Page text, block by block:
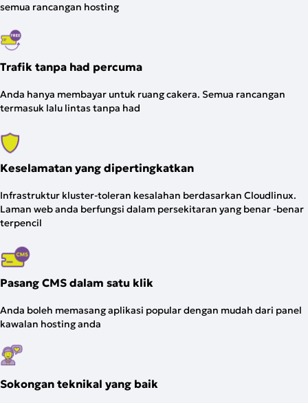
semua rancangan hosting
Trafik tanpa had percuma
Anda hanya membayar untuk ruang cakera. Semua rancangan
termasuk lalu lintas tanpa had
Keselamatan yang dipertingkatkan
Infrastruktur kluster-toleran kesalahan berdasarkan Cloudlinux.
Laman web anda berfungsi dalam persekitaran yang benar -benar
terpencil
Pasang CMS dalam satu klik
Anda boleh memasang aplikasi popular dengan mudah dari panel
kawalan hosting anda
Sokongan teknikal yang baik